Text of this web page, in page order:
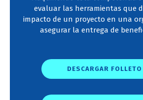
evaluar las herramientas que
impacto de un proyecto en una
asegurar la entrega de
DESCARGAR FOLLETO